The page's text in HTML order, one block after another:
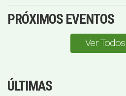
PRÓXIMOS EVENTOS
Ver Todos
ÚLTIMAS